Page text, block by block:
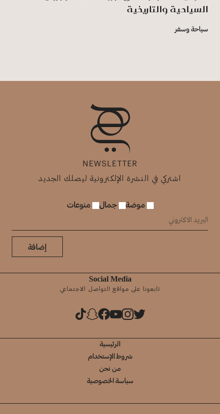
السياحية والتاريخية
سياحة وسفر
NEWSLETTER
اشتركي في النشرة الإلكترونية ليصلك الجديد
موضة جمال منوعات
إضافة
Social Media
تابعونا على مواقع التواصل الاجتماعي
الرئيسية
شروط الإستخدام
من نحن
سياسة الخصوصية